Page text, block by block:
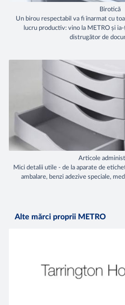
Birotică
Un birou respectabil va fi înarmat cu
lucru productiv: vino la METRO și
distrugător de
Articole
Mici detalii utile - de la aparate de
ambalare, benzi adezive speciale,
Alte mărci proprii METRO